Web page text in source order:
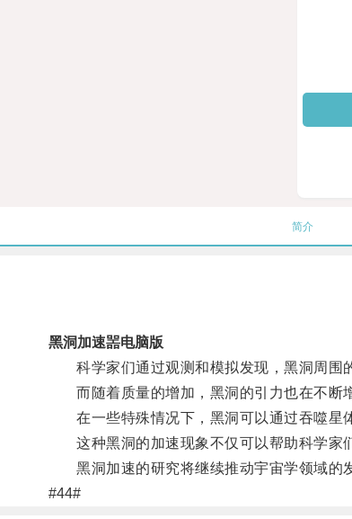
简介
黑洞加速噐电脑版
科学家们通过观测和模拟发现，黑洞周围
而随着质量的增加，黑洞的引力也在不断
在一些特殊情况下，黑洞可以通过吞噬星
这种黑洞的加速现象不仅可以帮助科学家们
黑洞加速的研究将继续推动宇宙学领域的
#44#